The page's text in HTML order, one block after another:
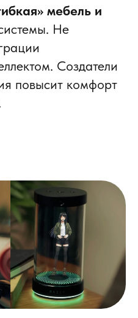
мебель и
Не
Создатели
повысит комфорт